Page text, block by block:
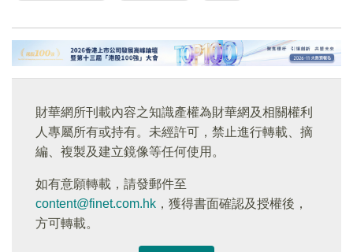
財華網所刊載內容之知識產權為財華網及相關權利
人專屬所有或持有。未經許可，禁止進行轉載、摘
編、複製及建立鏡像等任何使用。
如有意願轉載，請發郵件至
content@finet.com.hk ，獲得書面確認及授權後，
方可轉載。